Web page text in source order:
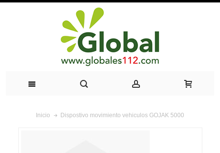
Inicio Dispostivo movimiento vehiculos GOJAK 5000